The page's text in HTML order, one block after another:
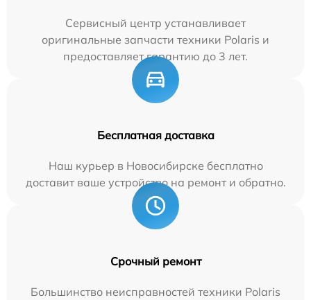
Сервисный центр устанавливает
оригинальные запчасти техники Polaris и
предоставляет гарантию до 3 лет.
Бесплатная доставка
Наш курьер в Новосибирске бесплатно
доставит ваше устройство на ремонт и обратно.
Срочный ремонт
Большинство неисправностей техники Polaris